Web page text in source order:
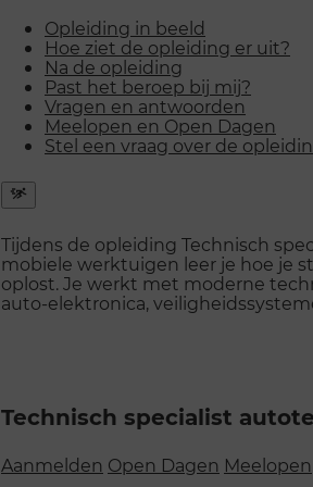
Opleiding in beeld
Hoe ziet de opleiding er uit?
Na de opleiding
Past het beroep bij mij?
Vragen en antwoorden
Meelopen en Open Dagen
Stel een vraag over de
Snel
naar
menu
openen
Tijdens de opleiding Technisch
mobiele werktuigen leer je hoe je
oplost. Je werkt met moderne
auto-elektronica,
Technisch specialist
Aanmelden Open Dagen Meelopen